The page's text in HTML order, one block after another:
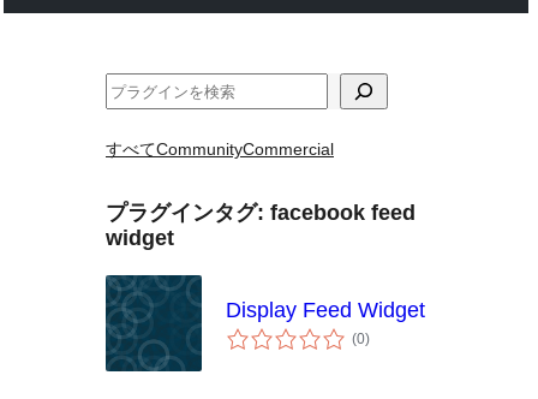
検
すべてCommunityCommercial
プラグインタグ: facebook feed
widget
Display Feed Widget
(0個
の)